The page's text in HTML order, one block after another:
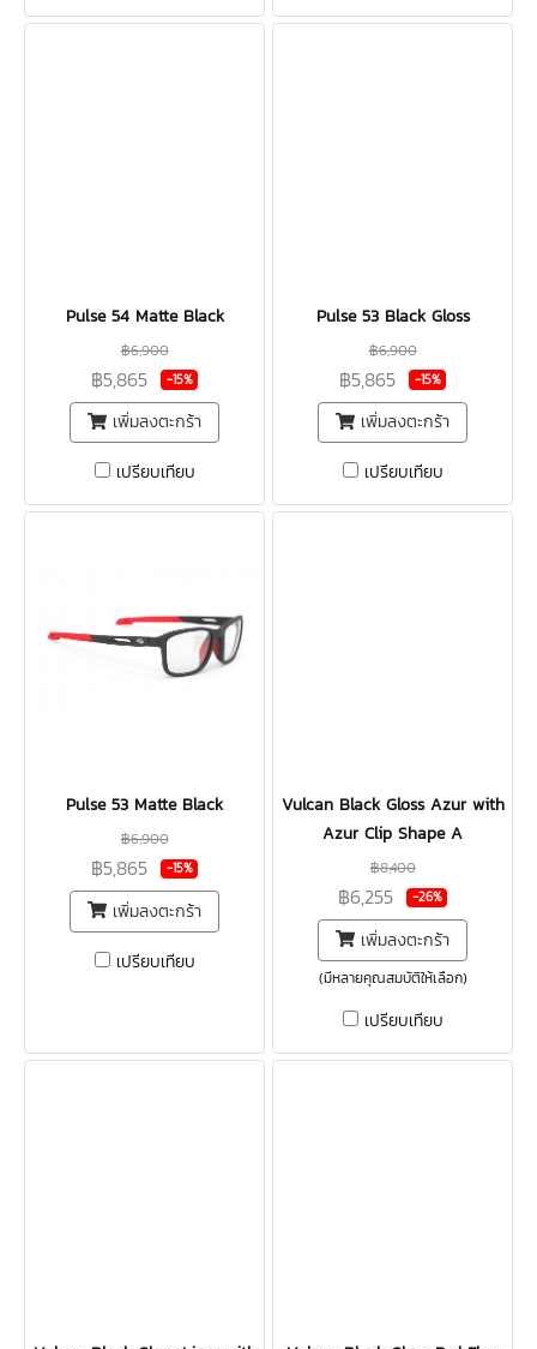
Pulse 54 Matte Black
฿6,900
฿5,865 -15%
เพิ่มลงตะกร้า
เปรียบเทียบ
Pulse 53 Black Gloss
฿6,900
฿5,865 -15%
เพิ่มลงตะกร้า
เปรียบเทียบ
Pulse 53 Matte Black
฿6,900
฿5,865 -15%
เพิ่มลงตะกร้า
เปรียบเทียบ
Vulcan Black Gloss Azur with
Azur Clip Shape A
฿8,400
฿6,255 -26%
เพิ่มลงตะกร้า
(มีหลายคุณสมบัติให้เลือก)
เปรียบเทียบ